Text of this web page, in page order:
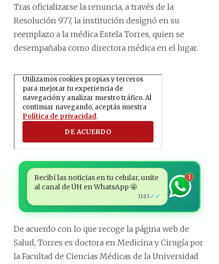
Tras oficializarse la renuncia, a través de la
Resolución 977, la institución designó en su
reemplazo a la médica Estela Torres, quien se
desempañaba como directora médica en el lugar.
Recibí las noticias en tu celular, unite
al canal de ÚH en WhatsApp 🤩
11:13 ✓✓
1
De acuerdo con lo que recoge la página web de
Salud, Torres es doctora en Medicina y Cirugía por
la Facultad de Ciencias Médicas de la Universidad